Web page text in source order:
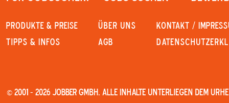
PRODUKTE & PREISE
Tipps & Infos
Über uns
AGB
KONTAKT /
© 2001 - 2026 JOBBER GmbH. Alle Inhalte unterliegen dem